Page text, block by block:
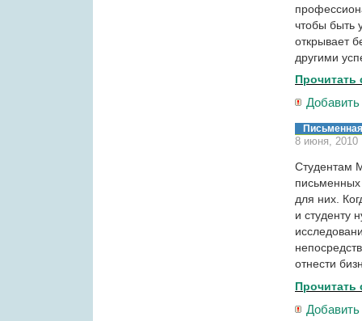
чтобы быть
открывает
другими
Прочитать
8 июня, 2010
Студентам
для них.
и студенту
отнести
Прочитать